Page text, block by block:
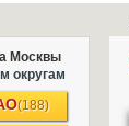
Москвы
округам
(188)